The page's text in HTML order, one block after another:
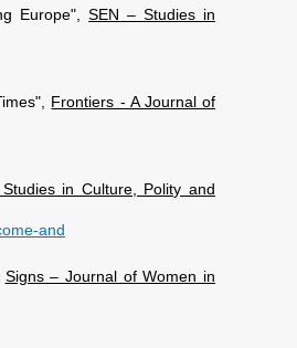
Europe",SEN – Studies in
Frontiers - A Journal of
in Culture, Polity and
and
Signs – Journal of Women in